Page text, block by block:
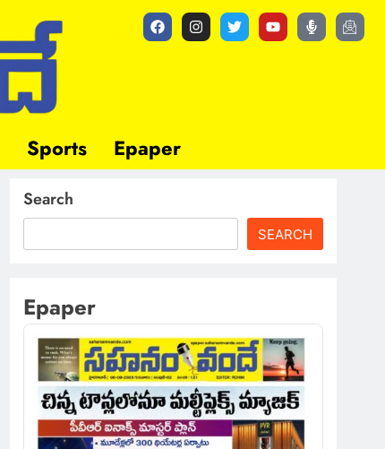
Sports Epaper
Search
SEARCH
Epaper